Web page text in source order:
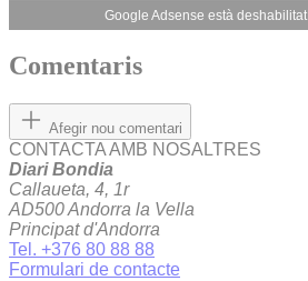
Google Adsense està deshabilitat.
Comentaris
Afegir nou comentari
CONTACTA AMB NOSALTRES
Diari Bondia
Callaueta, 4, 1r
AD500 Andorra la Vella
Principat d'Andorra
Tel. +376 80 88 88
Formulari de contacte